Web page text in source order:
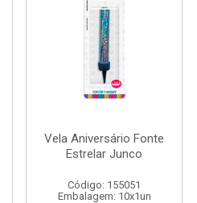
Vela Aniversário Fonte
Estrelar Junco
Código: 155051
Embalagem: 10x1un